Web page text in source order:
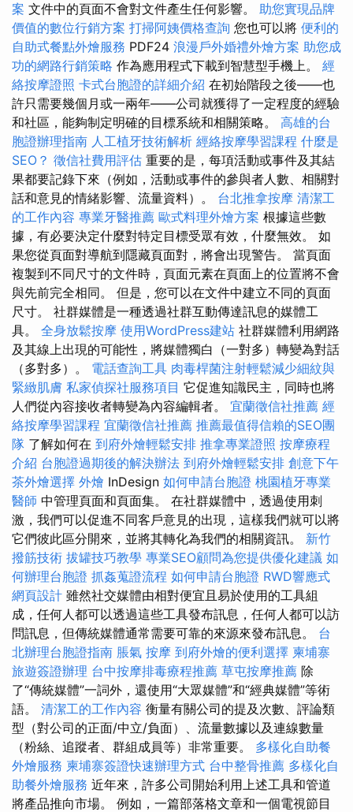
案 文件中的頁面不會對文件產生任何影響。 助您實現品牌
價值的數位行銷方案 打掃阿姨價格查詢 您也可以將 便利的
自助式餐點外燴服務 PDF24 浪漫戶外婚禮外燴方案 助您成
功的網路行銷策略 作為應用程式下載到智慧型手機上。 經
絡按摩證照 卡式台胞證的詳細介紹 在初始階段之後——也
許只需要幾個月或一兩年——公司就獲得了一定程度的經驗
和社區，能夠制定明確的目標系統和相關策略。 高雄的台
胞證辦理指南 人工植牙技術解析 經絡按摩學習課程 什麼是
SEO？ 徵信社費用評估 重要的是，每項活動或事件及其結
果都要記錄下來（例如，活動或事件的參與者人數、相關對
話和意見的情緒影響、流量資料）。 台北推拿按摩 清潔工
的工作內容 專業牙醫推薦 歐式料理外燴方案 根據這些數
據，有必要決定什麼對特定目標受眾有效，什麼無效。 如
果您從頁面對導航到隱藏頁面對，將會出現警告。 當頁面
複製到不同尺寸的文件時，頁面元素在頁面上的位置將不會
與先前完全相同。 但是，您可以在文件中建立不同的頁面
尺寸。 社群媒體是一種透過社群互動傳達訊息的媒體工
具。 全身放鬆按摩 使用WordPress建站 社群媒體利用網路
及其線上出現的可能性，將媒體獨白（一對多）轉變為對話
（多對多）。 電話查詢工具 肉毒桿菌注射輕鬆減少細紋與
緊緻肌膚 私家偵探社服務項目 它促進知識民主，同時也將
人們從內容接收者轉變為內容編輯者。 宜蘭徵信社推薦 經
絡按摩學習課程 宜蘭徵信社推薦 推薦最值得信賴的SEO團
隊 了解如何在 到府外燴輕鬆安排 推拿專業證照 按摩療程
介紹 台胞證過期後的解決辦法 到府外燴輕鬆安排 創意下午
茶外燴選擇 外燴 InDesign 如何申請台胞證 桃園植牙專業
醫師 中管理頁面和頁面集。 在社群媒體中，透過使用刺
激，我們可以促進不同客戶意見的出現，這樣我們就可以將
它們彼此區分開來，並將其轉化為我們的相關資訊。 新竹
撥筋技術 拔罐技巧教學 專業SEO顧問為您提供優化建議 如
何辦理台胞證 抓姦蒐證流程 如何申請台胞證 RWD響應式
網頁設計 雖然社交媒體由相對便宜且易於使用的工具組
成，任何人都可以透過這些工具發布訊息，任何人都可以訪
問訊息，但傳統媒體通常需要可靠的來源來發布訊息。 台
北辦理台胞證指南 脹氣 按摩 到府外燴的便利選擇 柬埔寨
旅遊簽證辦理 台中按摩排毒療程推薦 草屯按摩推薦 除
了“傳統媒體”一詞外，還使用“大眾媒體”和“經典媒體”等術
語。 清潔工的工作內容 衡量有關公司的提及次數、評論類
型（對公司的正面/中立/負面）、流量數據以及連線數量
（粉絲、追蹤者、群組成員等）非常重要。 多樣化自助餐
外燴服務 柬埔寨簽證快速辦理方式 台中整骨推薦 多樣化自
助餐外燴服務 近年來，許多公司開始利用上述工具和管道
將產品推向市場。 例如，一篇部落格文章和一個電視節目